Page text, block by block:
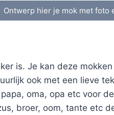
Ontwerp hier je mok met foto
is. Je kan deze mokken
ook met een lieve
oma, opa etc voor de
broer, oom, tante etc